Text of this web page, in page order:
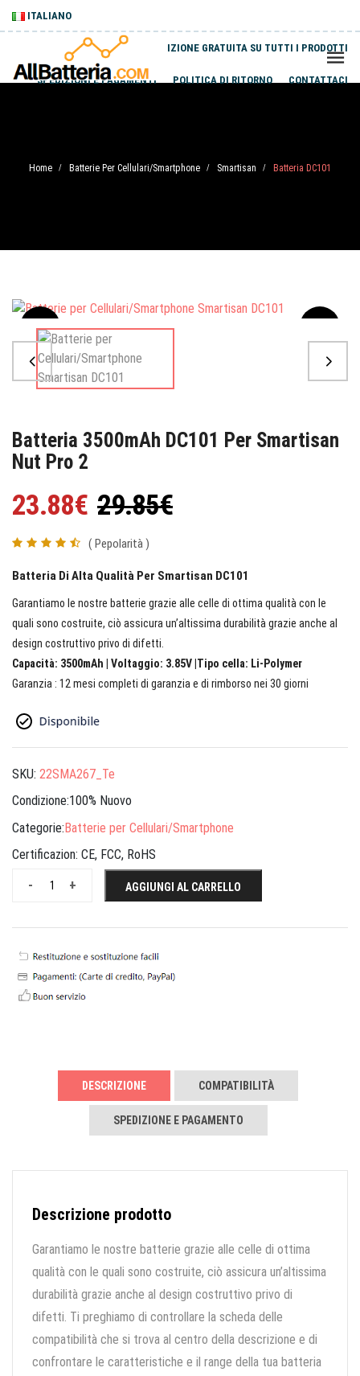
ITALIANO
SPEDIZIONE GRATUITA SU TUTTI I PRODOTTI
SPEDIZIONI E PAGAMENTI POLITICA DI RITORNO CONTATTACI
Home / Batterie Per Cellulari/Smartphone / Smartisan / Batteria DC101
Sale
Batteria 3500mAh DC101 Per Smartisan
Nut Pro 2
23.88€ 29.85€
( Pepolarità )
Batteria Di Alta Qualità Per Smartisan DC101
Garantiamo le nostre batterie grazie alle celle di ottima qualità con le
quali sono costruite, ciò assicura un’altissima durabilità grazie anche al
design costruttivo privo di difetti.
Capacità: 3500mAh | Voltaggio: 3.85V |Tipo cella: Li-Polymer
Garanzia : 12 mesi completi di garanzia e di rimborso nei 30 giorni
SKU: 22SMA267_Te
Condizione:100% Nuovo
Categorie:Batterie per Cellulari/Smartphone
Certificazion: CE, FCC, RoHS
+
- AGGIUNGI AL CARRELLO
DESCRIZIONE COMPATIBILITÀ
SPEDIZIONE E PAGAMENTO
Descrizione prodotto
Garantiamo le nostre batterie grazie alle celle di ottima
qualità con le quali sono costruite, ciò assicura un’altissima
durabilità grazie anche al design costruttivo privo di
difetti. Ti preghiamo di controllare la scheda delle
compatibilità che si trova al centro della descrizione e di
confrontare le caratteristiche e il range della tua batteria